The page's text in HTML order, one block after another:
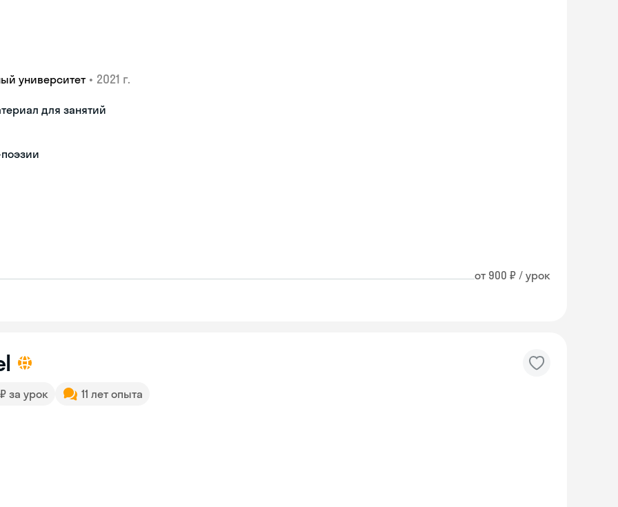
университет • 2021 г.
для занятий
от 900 ₽ / урок
за урок 11 лет опыта